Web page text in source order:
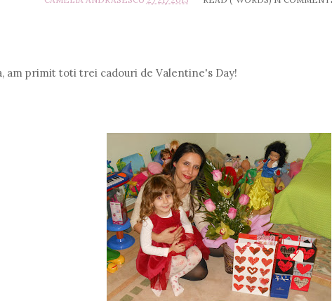
am primit toti trei cadouri de Valentine's Day!